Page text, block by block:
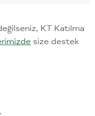
KT Katılma
size destek